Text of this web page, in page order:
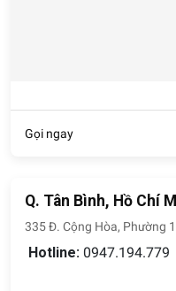
Gọi ngay
Q. Tân Bình, Hồ Chí
335 Đ. Cộng Hòa, Phường
Hotline: 0947.194.779